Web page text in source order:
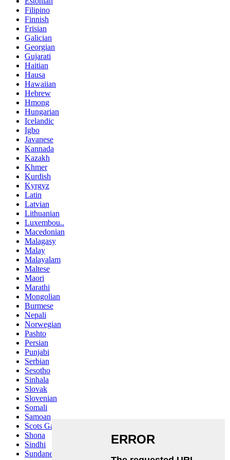
Filipino
Finnish
Frisian
Galician
Georgian
Gujarati
Haitian
Hausa
Hawaiian
Hebrew
Hmong
Hungarian
Icelandic
Igbo
Javanese
Kannada
Kazakh
Khmer
Kurdish
Kyrgyz
Latin
Latvian
Lithuanian
Luxembou..
Macedonian
Malagasy
Malay
Malayalam
Maltese
Maori
Marathi
Mongolian
Burmese
Nepali
Norwegian
Pashto
Persian
Punjabi
Serbian
Sesotho
Sinhala
Slovak
Slovenian
Somali
Samoan
Scots Gaelic
Shona
Sindhi
Sundanese